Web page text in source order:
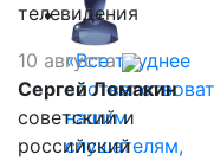
«Все труднее
нашим
слушателям,
телевидения
10 августа
Сергей Ломакин
советский и
российский